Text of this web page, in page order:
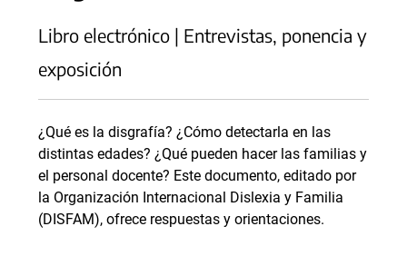
Libro electrónico | Entrevistas, ponencia y
exposición
¿Qué es la disgrafía? ¿Cómo detectarla en las
distintas edades? ¿Qué pueden hacer las familias y
el personal docente? Este documento, editado por
la Organización Internacional Dislexia y Familia
(DISFAM), ofrece respuestas y orientaciones.